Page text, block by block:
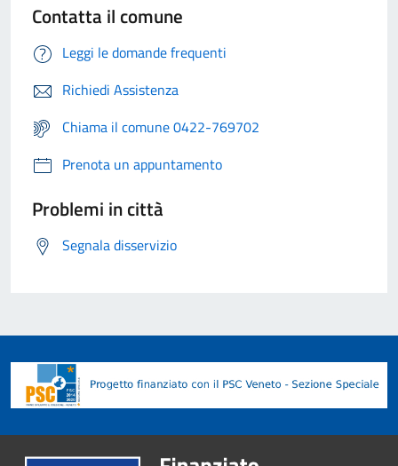
Contatta il comune
Leggi le domande frequenti
Richiedi Assistenza
Chiama il comune 0422-769702
Prenota un appuntamento
Problemi in città
Segnala disservizio